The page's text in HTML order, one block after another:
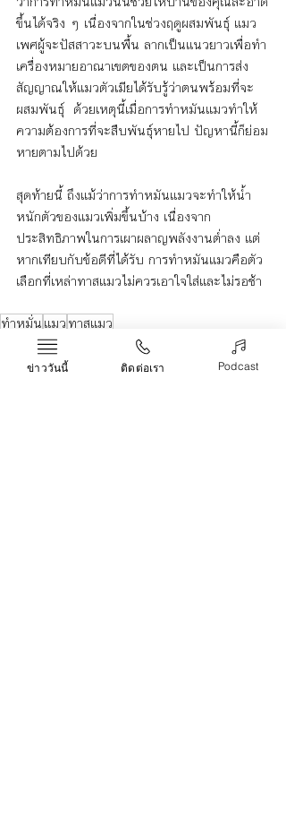
ขึ้นได้จริง ๆ เนื่องจากในช่วงฤดูผสมพันธุ์ แมว
เพศผู้จะปัสสาวะบนพื้น ลากเป็นแนวยาวเพื่อทำ
เครื่องหมายอาณาเขตของตน และเป็นการส่ง
สัญญาณให้แมวตัวเมียได้รับรู้ว่าตนพร้อมที่จะ
ผสมพันธุ์  ด้วยเหตุนี้เมื่อการทำหมันแมวทำให้
ความต้องการที่จะสืบพันธุ์หายไป ปัญหานี้ก็ย่อม
หายตามไปด้วย
สุดท้ายนี้ ถึงแม้ว่าการทำหมันแมวจะทำให้น้ำ
หนักตัวของแมวเพิ่มขึ้นบ้าง เนื่องจาก
ประสิทธิภาพในการเผาผลาญพลังงานต่ำลง แต่
หากเทียบกับข้อดีที่ได้รับ การทำหมันแมวคือตัว
เลือกที่เหล่าทาสแมวไม่ควรเอาใจใส่และไม่รอช้า
ทำหมั่นแมวทาสแมว
Life & Arts
ข่าววันนี้ ติดต่อเรา Podcast